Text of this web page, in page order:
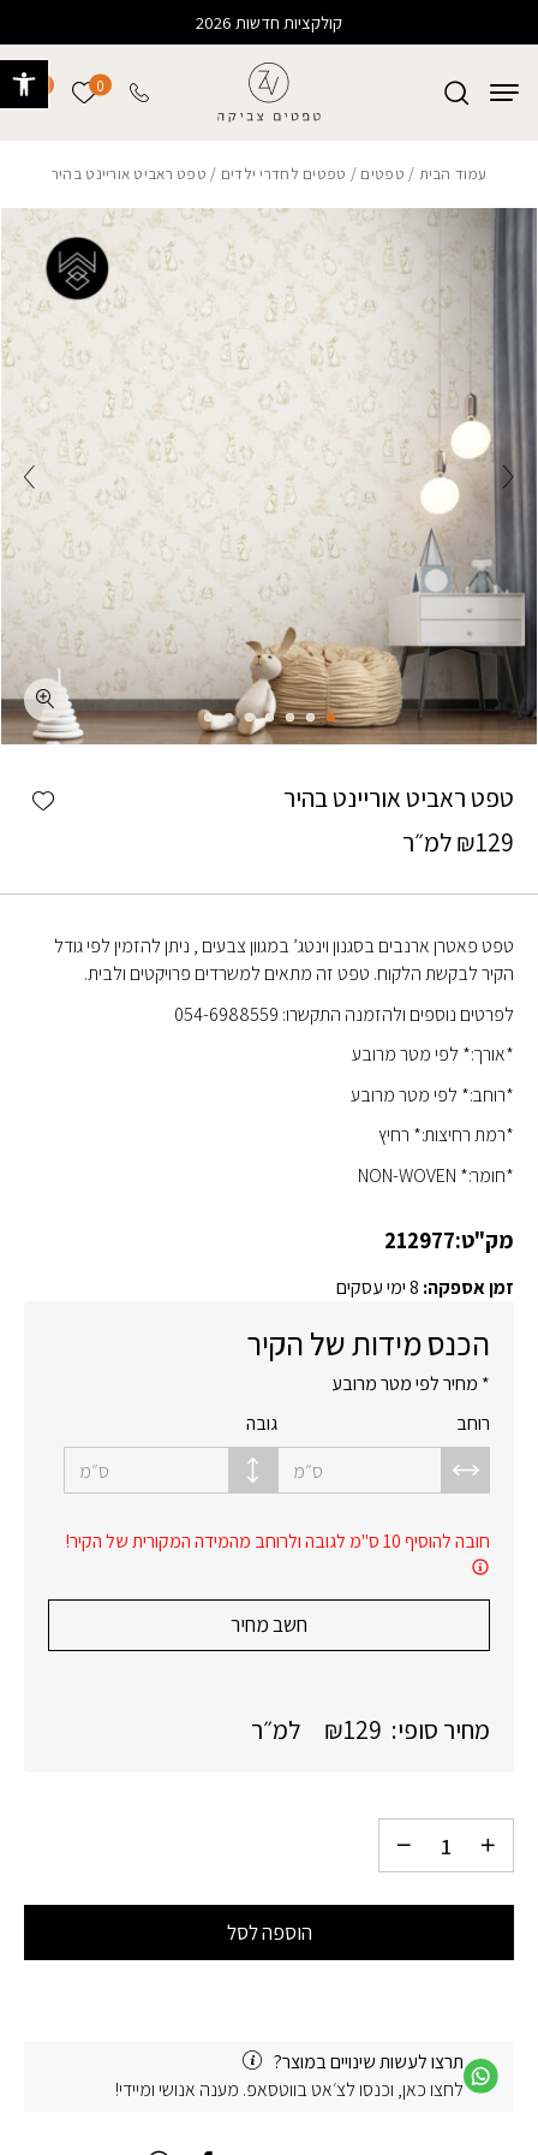
קולקציות חדשות 2026
0 הרשימה
עמוד הבית / טפטים / טפטים לחדרי ילדים / טפט ראביט אוריינט בהיר
טפט ראביט אוריינט בהיר
₪129 למ״ר
טפט פאטרן ארנבים בסגנון וינטג’ במגוון צבעים , ניתן להזמין לפי גודל
הקיר לבקשת הלקוח. טפט זה מתאים למשרדים פרויקטים ולבית.
לפרטים נוספים ולהזמנה התקשרו: 054-6988559
*אורך:* לפי מטר מרובע
*רוחב:* לפי מטר מרובע
*רמת רחיצות:* רחיץ
*חומר:* NON-WOVEN
מק"ט:212977
זמן אספקה: 8 ימי עסקים
הכנס מידות של הקיר
* מחיר לפי מטר מרובע
רוחב
ס״מ
גובה
ס״מ
חובה להוסיף 10 ס"מ לגובה ולרוחב מהמידה המקורית של הקיר!
חשב מחיר
מחיר סופי: ₪129 למ״ר
הוספה לסל
תרצו לעשות שינויים במוצר?
לחצו כאן, וכנסו לצ׳אט בווטסאפ. מענה אנושי ומיידי!